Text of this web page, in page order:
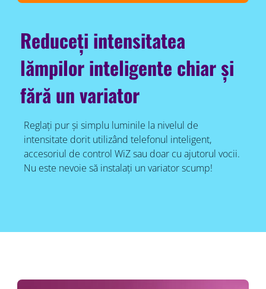
Reduceți intensitatea
lămpilor inteligente chiar și
fără un variator
Reglați pur și simplu luminile la nivelul de
intensitate dorit utilizând telefonul inteligent,
accesoriul de control WiZ sau doar cu ajutorul vocii.
Nu este nevoie să instalați un variator scump!